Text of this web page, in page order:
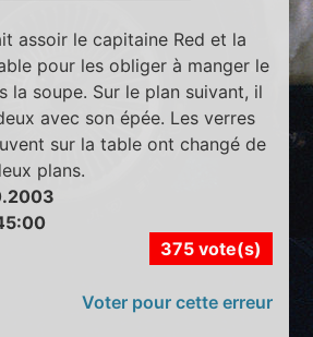
assoir le capitaine Red et la
pour les obliger à manger le
la soupe. Sur le plan suivant, il
avec son épée. Les verres
sur la table ont changé de
plans.
375 vote(s)
Voter pour cette erreur